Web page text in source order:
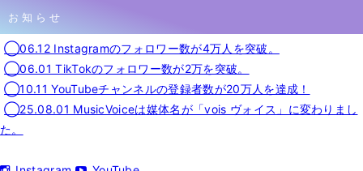
お知らせ
◯06.12 Instagramのフォロワー数が4万人を突破。
◯06.01 TikTokのフォロワー数が2万を突破。
◯10.11 YouTubeチャンネルの登録者数が20万人を達成！
◯25.08.01 MusicVoiceは媒体名が「vois ヴォイス」に変わりまし
た。